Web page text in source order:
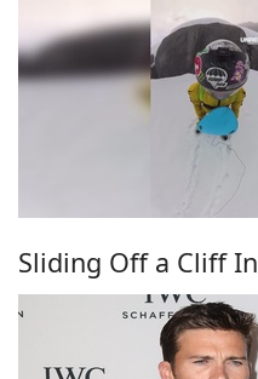
Sliding Off a Cliff